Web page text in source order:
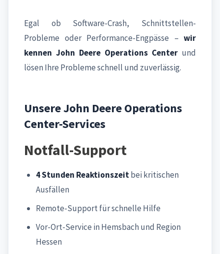
Egal ob Software-Crash, Schnittstellen-
Probleme oder Performance-Engpässe – wir
kennen John Deere Operations Center und
lösen Ihre Probleme schnell und zuverlässig.
Unsere John Deere Operations
Center-Services
Notfall-Support
4 Stunden Reaktionszeitbei kritischen
Ausfällen
Remote-Support für schnelle Hilfe
Vor-Ort-Service in Hemsbach und Region
Hessen